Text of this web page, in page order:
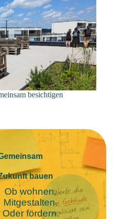
besichtigen
bauen
Ob wohnen.
Mitgestalten.
Oder fördern.